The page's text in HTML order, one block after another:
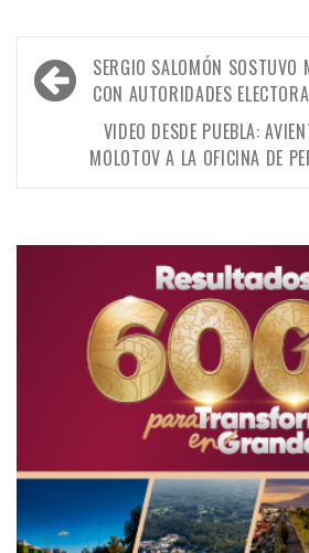
Navegación
de
entradas
SERGIO SALOMÓN SOSTUVO
CON AUTORIDADES
VIDEO DESDE PUEBLA:
MOLOTOV A LA OFICINA DE